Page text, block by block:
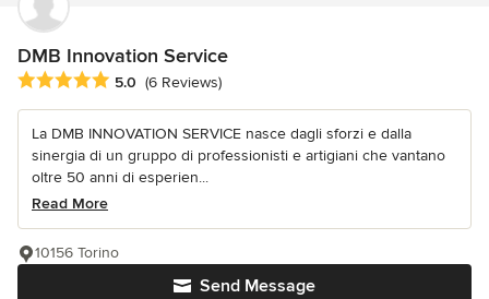
DMB Innovation Service
Average rating: 5 out of 5 stars
5.0 (6 Reviews)
La DMB INNOVATION SERVICE nasce dagli sforzi e dalla
sinergia di un gruppo di professionisti e artigiani che vantano
oltre 50 anni di esperien...
Read More
Send Message
10156 Torino